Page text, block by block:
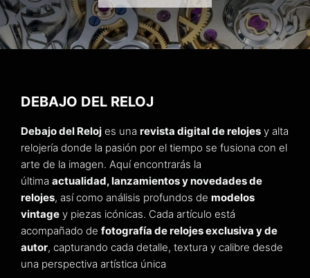
DEBAJO DEL RELOJ
Debajo del Reloj es una revista digital de relojes y alta
relojería donde la pasión por el tiempo se fusiona con el
arte de la imagen. Aquí encontrarás la
última actualidad, lanzamientos y novedades de
relojes, así como análisis profundos de modelos
vintage y piezas icónicas. Cada artículo está
acompañado de fotografía de relojes exclusiva y de
autor, capturando cada detalle, textura y calibre desde
una perspectiva artística única